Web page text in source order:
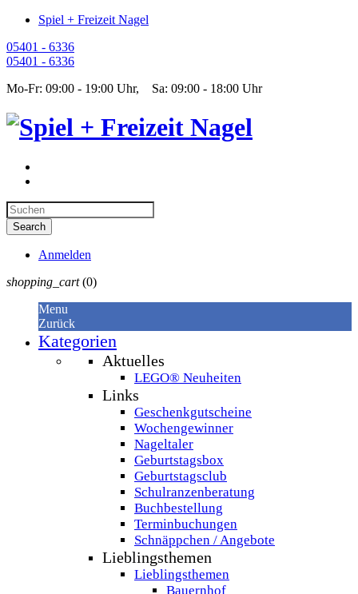
Spiel + Freizeit Nagel
05401 - 6336
05401 - 6336
Mo-Fr: 09:00 - 19:00 Uhr, Sa: 09:00 - 18:00 Uhr
Anmelden
shopping_cart (0)
Menu
Zurück
Kategorien
Aktuelles
LEGO® Neuheiten
Links
Geschenkgutscheine
Wochengewinner
Nageltaler
Geburtstagsbox
Geburtstagsclub
Schulranzenberatung
Buchbestellung
Terminbuchungen
Schnäppchen / Angebote
Lieblingsthemen
Lieblingsthemen
Bauernhof